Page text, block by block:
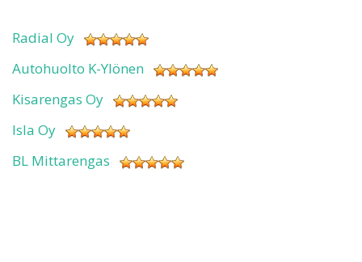
Radial Oy
Autohuolto K-Ylönen
Kisarengas Oy
Isla Oy
BL Mittarengas